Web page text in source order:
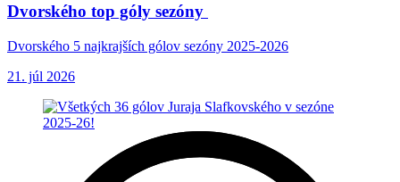
Dvorského top góly sezóny
Dvorského 5 najkrajších gólov sezóny 2025-2026
21. júl 2026